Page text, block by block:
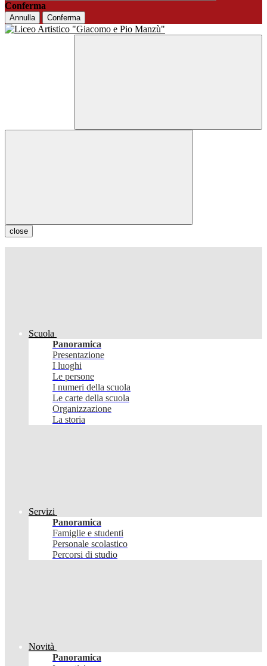
Conferma
Annulla Conferma
close
Scuola
Panoramica
Presentazione
I luoghi
Le persone
I numeri della scuola
Le carte della scuola
Organizzazione
La storia
Servizi
Panoramica
Famiglie e studenti
Personale scolastico
Percorsi di studio
Novità
Panoramica